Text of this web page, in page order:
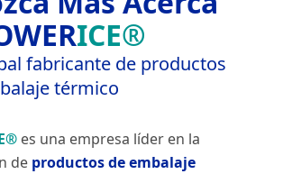
ICE®
fabricante de productos
térmico
es una empresa líder en la
de productos de embalaje